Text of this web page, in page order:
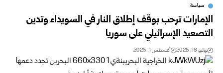
سياسة
الإمارات ترحب بوقف إطلاق النار في السويداء وتدين
التصعيد الإسرائيلي على سوريا
يوليو 16, 2025 أغسطس 1, 2025